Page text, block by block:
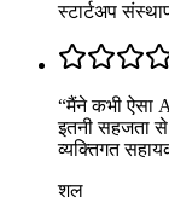
स्टार्टअप
“मैंने कभी ऐसा
इतनी सहजता से
व्यक्तिगत
शल